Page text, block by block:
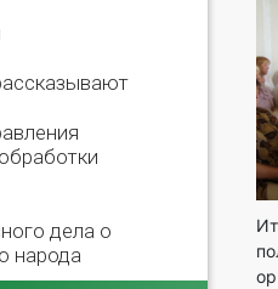
дела о
народа